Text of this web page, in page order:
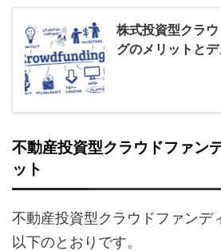
株式投資型クラ
グのメリットとデ
不動産投資型クラウドファン
ット
不動産投資型クラウドファンデ
以下のとおりです。